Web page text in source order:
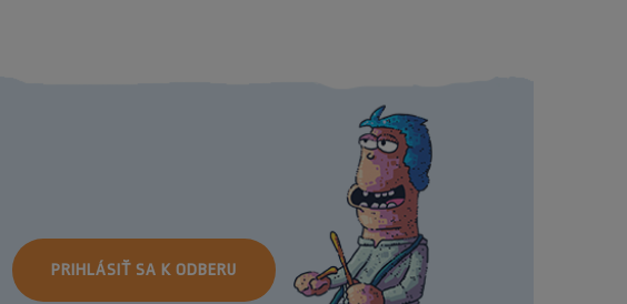
PRIHLÁSIŤ SA K ODBERU